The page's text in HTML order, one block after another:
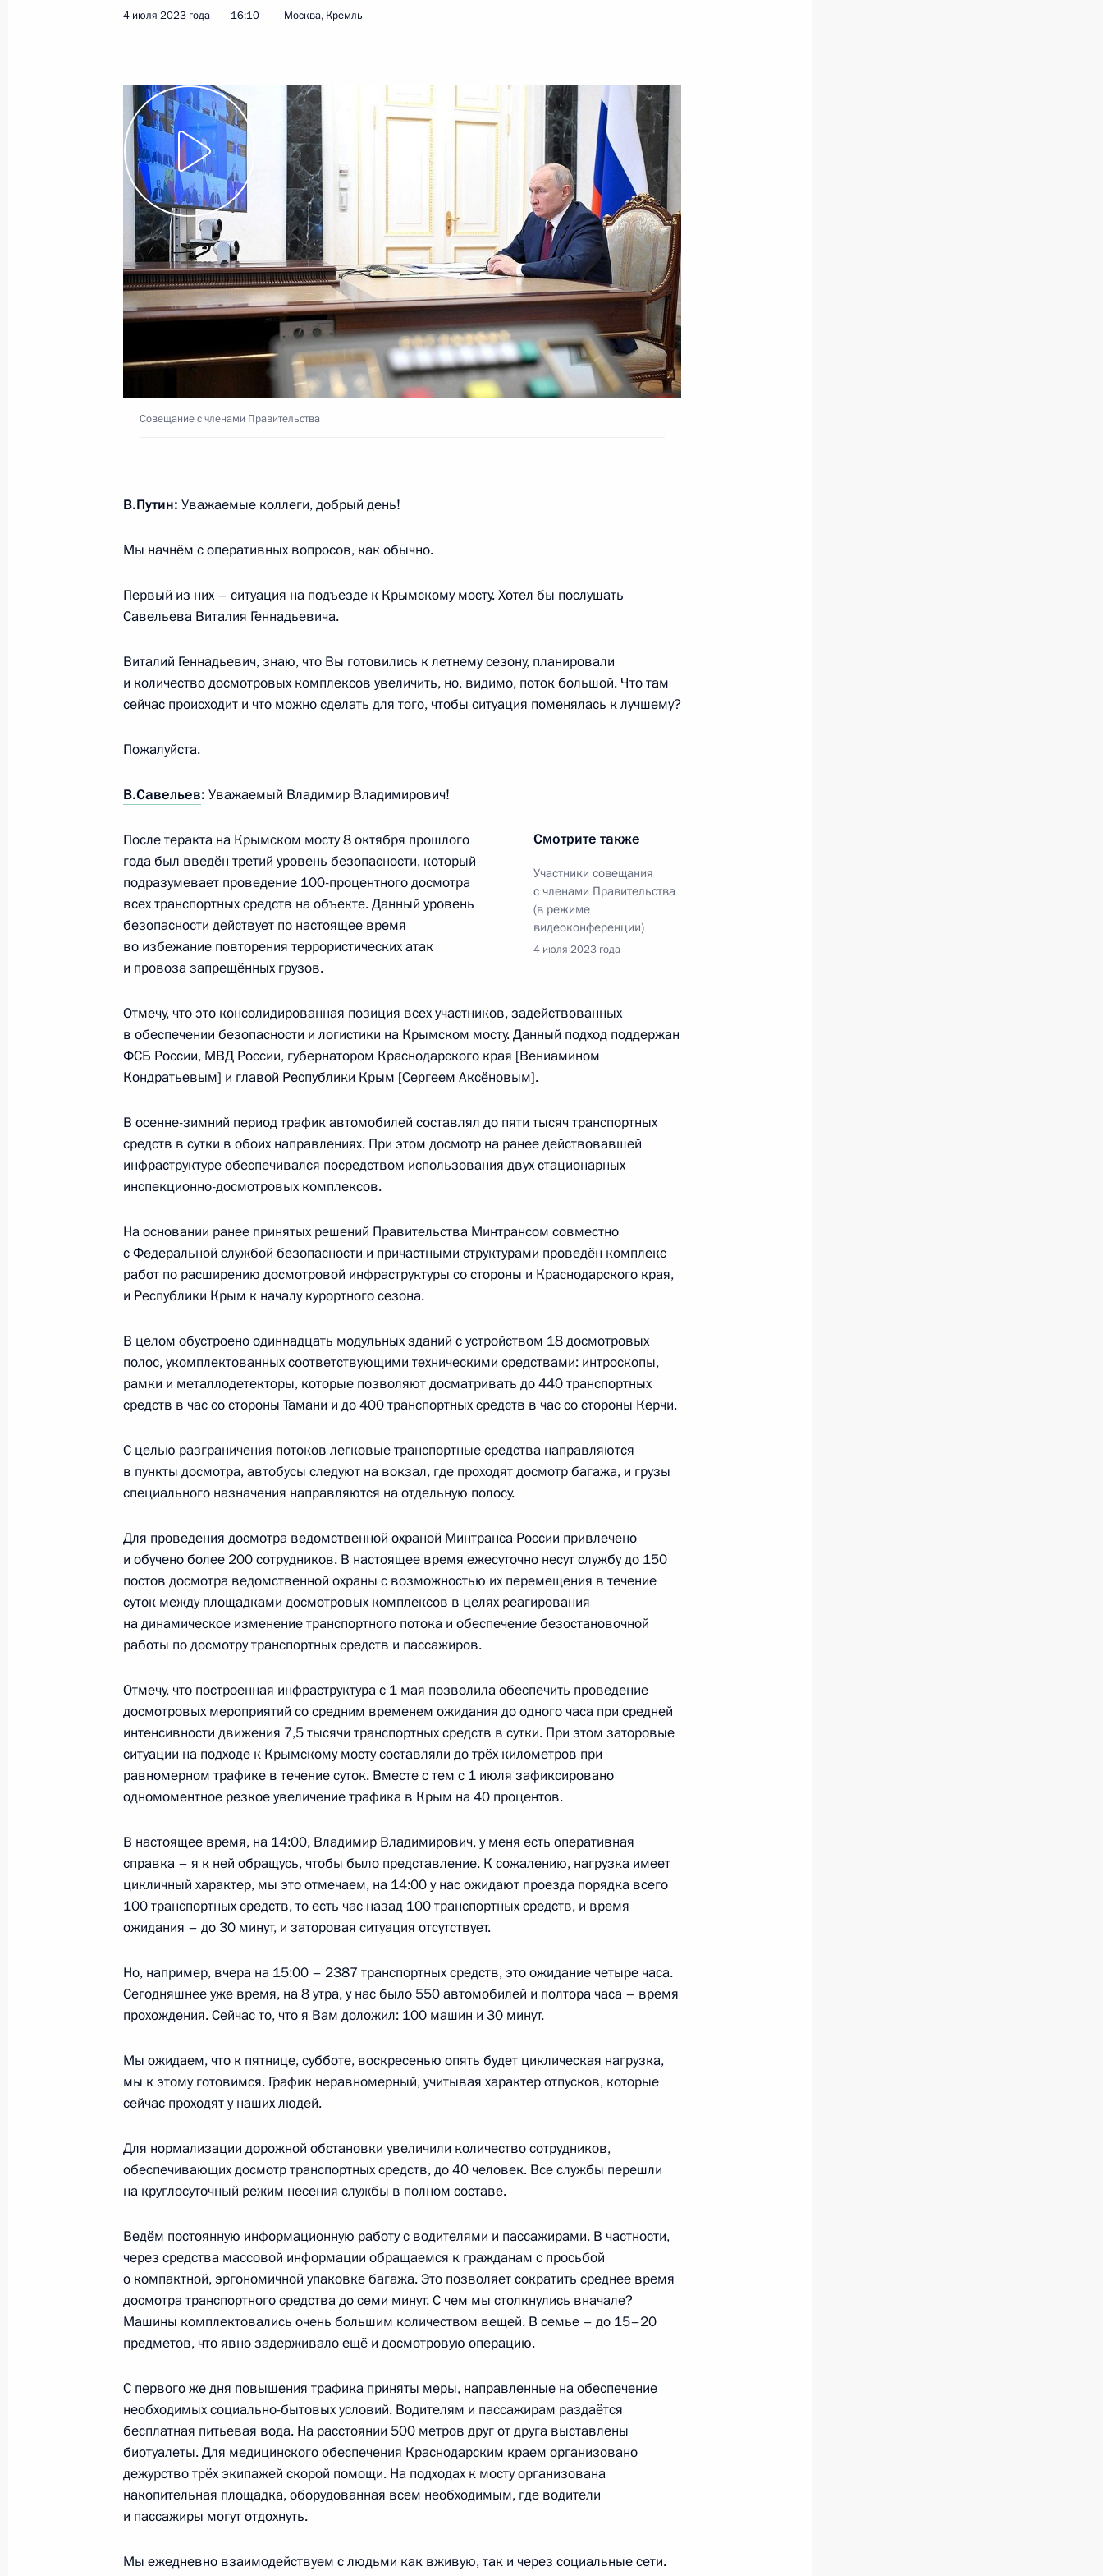
28 июля 2023 года, 17:00
Совещание по экономическим вопросам
25 июля 2023 года, 17:25
Внесены изменения в закон о специальной оценке условий
труда
24 июля 2023 года, 17:30
Участникам и гостям Пятого федерального форума
«Производительность 360»
квалификациям
ответственности за нарушение правил привлечения иностранных
граждан к трудовой деятельности на розничных рынках
Совещание с членами Правительства
Подписан закон, направленный на снятие избыточных барьеров
при трудоустройстве несовершеннолетних в возрасте от 14 до 15
лет
13 июня 2023 года, 19:20
Совещание по экономическим вопросам
11 апреля 2023 года, 17:30
Подписан закон об увеличении до 2 миллионов рублей
страховой выплаты при смерти на производстве
Совещание с членами Правительства
29 марта 2023 года, 16:50
Заседание Национального совета по профессиональным
квалификациям
17 марта 2023 года, 20:00
Заседание Национального совета по профессиональным
квалификациям
Заседание Национального совета по профессиональным
квалификациям
30 декабря 2022 года, 17:00
Подписан закон о запрете приёма на работу в авиаперсонал лиц
с непогашенной судимостью или причастных к экстремизму
19 декабря 2022 года, 14:30
Подписан закон, уточняющий права мобилизованных,
контрактников и добровольцев на продление прежнего
19 декабря 2022 года, 14:20
с 1 января 2023 года
19 декабря 2022 года, 12:25
Законодательно продлён срок применения комплекса мер
по сохранению устойчивости российской экономики в условиях
внешнего санкционного давления
Показать предыдущие материалы
Встреча с военнослужащими Военно-Морского Флота
26 июля 2026 года
4 июля 2023 года 16:10 Москва, Кремль
Совещание с членами Правительства
В.Путин: Уважаемые коллеги, добрый день!
Мы начнём с оперативных вопросов, как обычно.
Первый из них – ситуация на подъезде к Крымскому мосту. Хотел бы послушать
Савельева Виталия Геннадьевича.
Виталий Геннадьевич, знаю, что Вы готовились к летнему сезону, планировали
и количество досмотровых комплексов увеличить, но, видимо, поток большой. Что там
сейчас происходит и что можно сделать для того, чтобы ситуация поменялась к лучшему?
Пожалуйста.
В.Савельев: Уважаемый Владимир Владимирович!
Смотрите также
Участники совещания
с членами Правительства
(в режиме
видеоконференции)
4 июля 2023 года
После теракта на Крымском мосту 8 октября прошлого
года был введён третий уровень безопасности, который
подразумевает проведение 100-процентного досмотра
всех транспортных средств на объекте. Данный уровень
безопасности действует по настоящее время
во избежание повторения террористических атак
и провоза запрещённых грузов.
Отмечу, что это консолидированная позиция всех участников, задействованных
в обеспечении безопасности и логистики на Крымском мосту. Данный подход поддержан
ФСБ России, МВД России, губернатором Краснодарского края [Вениамином
Кондратьевым] и главой Республики Крым [Сергеем Аксёновым].
В осенне-зимний период трафик автомобилей составлял до пяти тысяч транспортных
средств в сутки в обоих направлениях. При этом досмотр на ранее действовавшей
инфраструктуре обеспечивался посредством использования двух стационарных
инспекционно-досмотровых комплексов.
На основании ранее принятых решений Правительства Минтрансом совместно
с Федеральной службой безопасности и причастными структурами проведён комплекс
работ по расширению досмотровой инфраструктуры со стороны и Краснодарского края,
и Республики Крым к началу курортного сезона.
В целом обустроено одиннадцать модульных зданий с устройством 18 досмотровых
полос, укомплектованных соответствующими техническими средствами: интроскопы,
рамки и металлодетекторы, которые позволяют досматривать до 440 транспортных
средств в час со стороны Тамани и до 400 транспортных средств в час со стороны Керчи.
С целью разграничения потоков легковые транспортные средства направляются
в пункты досмотра, автобусы следуют на вокзал, где проходят досмотр багажа, и грузы
специального назначения направляются на отдельную полосу.
Для проведения досмотра ведомственной охраной Минтранса России привлечено
и обучено более 200 сотрудников. В настоящее время ежесуточно несут службу до 150
постов досмотра ведомственной охраны с возможностью их перемещения в течение
суток между площадками досмотровых комплексов в целях реагирования
на динамическое изменение транспортного потока и обеспечение безостановочной
работы по досмотру транспортных средств и пассажиров.
Отмечу, что построенная инфраструктура с 1 мая позволила обеспечить проведение
досмотровых мероприятий со средним временем ожидания до одного часа при средней
интенсивности движения 7,5 тысячи транспортных средств в сутки. При этом заторовые
ситуации на подходе к Крымскому мосту составляли до трёх километров при
равномерном трафике в течение суток. Вместе с тем с 1 июля зафиксировано
одномоментное резкое увеличение трафика в Крым на 40 процентов.
В настоящее время, на 14:00, Владимир Владимирович, у меня есть оперативная
справка – я к ней обращусь, чтобы было представление. К сожалению, нагрузка имеет
цикличный характер, мы это отмечаем, на 14:00 у нас ожидают проезда порядка всего
100 транспортных средств, то есть час назад 100 транспортных средств, и время
ожидания – до 30 минут, и заторовая ситуация отсутствует.
Но, например, вчера на 15:00 – 2387 транспортных средств, это ожидание четыре часа.
Сегодняшнее уже время, на 8 утра, у нас было 550 автомобилей и полтора часа – время
прохождения. Сейчас то, что я Вам доложил: 100 машин и 30 минут.
Мы ожидаем, что к пятнице, субботе, воскресенью опять будет циклическая нагрузка,
мы к этому готовимся. График неравномерный, учитывая характер отпусков, которые
сейчас проходят у наших людей.
Для нормализации дорожной обстановки увеличили количество сотрудников,
обеспечивающих досмотр транспортных средств, до 40 человек. Все службы перешли
на круглосуточный режим несения службы в полном составе.
Ведём постоянную информационную работу с водителями и пассажирами. В частности,
через средства массовой информации обращаемся к гражданам с просьбой
о компактной, эргономичной упаковке багажа. Это позволяет сократить среднее время
досмотра транспортного средства до семи минут. С чем мы столкнулись вначале?
Машины комплектовались очень большим количеством вещей. В семье – до 15–20
предметов, что явно задерживало ещё и досмотровую операцию.
С первого же дня повышения трафика приняты меры, направленные на обеспечение
необходимых социально-бытовых условий. Водителям и пассажирам раздаётся
бесплатная питьевая вода. На расстоянии 500 метров друг от друга выставлены
биотуалеты. Для медицинского обеспечения Краснодарским краем организовано
дежурство трёх экипажей скорой помощи. На подходах к мосту организована
накопительная площадка, оборудованная всем необходимым, где водители
и пассажиры могут отдохнуть.
Мы ежедневно взаимодействуем с людьми как вживую, так и через социальные сети.